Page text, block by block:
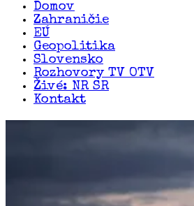
Domov
Zahraničie
EÚ
Geopolitika
Slovensko
Rozhovory TV OTV
Živé: NR SR
Kontakt